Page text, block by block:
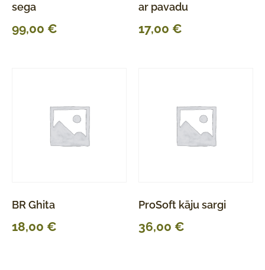
sega
99,00 €
ar pavadu
17,00 €
BR Ghita
18,00 €
ProSoft kāju sargi
36,00 €